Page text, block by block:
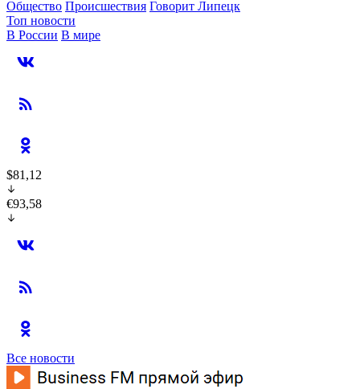
Общество Происшествия Говорит Липецк
Топ новости
В России В мире
$81,12
€93,58
Все новости